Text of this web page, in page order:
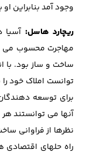
وجود آمد بنابراین
ریچارد هاسل: آسیا
مهاجرت محسوب می
ساخت و ساز بود. با
توانست املاک خود
برای توسعه
آنها می توانستند هر
نظرها از فراوانی
راه حلهای